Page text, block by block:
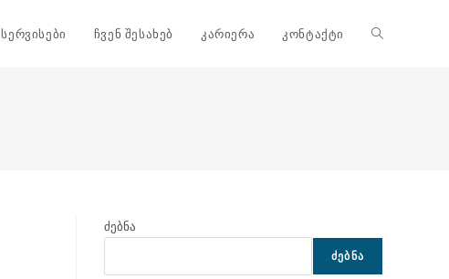
სერვისები ჩვენ შესახებ კარიერა კონტაქტი Toggle
ძებნა
ᲫᲔᲑᲜᲐ